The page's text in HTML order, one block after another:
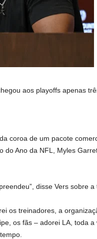
aos playoffs apenas
coroa de um pacote
do Ano da NFL, Myles
disse Vers sobre
os treinadores, a
os fãs – adorei LA, toda